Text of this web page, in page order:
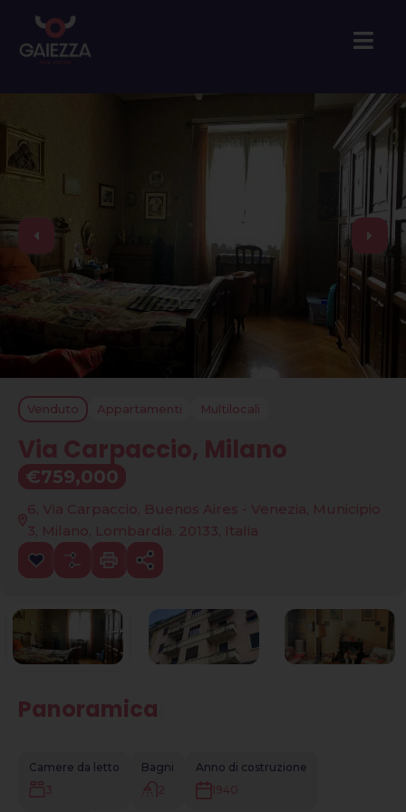
Venduto Appartamenti Multilocali
Via Carpaccio, Milano
€759,000
6, Via Carpaccio, Buenos Aires - Venezia, Municipio
3, Milano, Lombardia, 20133, Italia
Panoramica
Camere da letto
3
Bagni
2
Anno di costruzione
1940